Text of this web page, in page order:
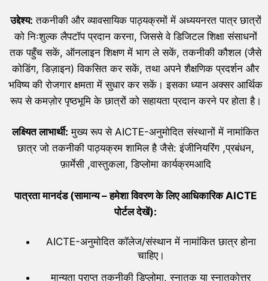
उद्देश्य: तकनीकी और व्यावसायिक पाठ्यक्रमों में अध्ययनरत पात्र छात्रों
को निःशुल्क लैपटॉप प्रदान करना, जिससे वे डिजिटल शिक्षा संसाधनों
तक पहुँच सकें, ऑनलाइन शिक्षण में भाग ले सकें, तकनीकी कौशल (जैसे
कोडिंग, डिज़ाइन) विकसित कर सकें, तथा अपने शैक्षणिक प्रदर्शन और
भविष्य की रोजगार क्षमता में सुधार कर सकें। इसका ध्यान अक्सर आर्थिक
रूप से कमज़ोर पृष्ठभूमि के छात्रों को सहायता प्रदान करने पर होता है।
लक्ष्यित लाभार्थी: मुख्य रूप से AICTE-अनुमोदित संस्थानों में नामांकित
छात्र जो तकनीकी पाठ्यक्रम शामिल है जैसे: इंजीनियरिंग ,प्रबंधन,
फ़ार्मेसी ,वास्तुकला, डिप्लोमा कार्यक्रमआदि
पात्रता मानदंड (सामान्य – हमेशा विवरण के लिए आधिकारिकAICTE
पोर्टल देखें):
AICTE-अनुमोदित कॉलेज/संस्थान में नामांकित छात्र होना
चाहिए।
मान्यता प्राप्त तकनीकी डिप्लोमा, स्नातक या स्नातकोत्तर